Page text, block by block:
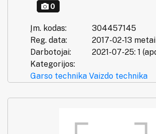
0
Įm. kodas:
304457145
Reg. data:
2017-02-13 metai
Darbotojai:
2021-07-25: 1
Kategorijos:
Garso technika Vaizdo technika